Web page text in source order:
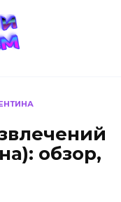
обзор,